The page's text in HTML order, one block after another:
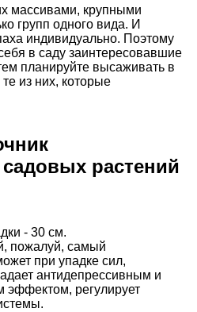
массивами, крупными
групп одного вида. И
индивидуально. Поэтому
в саду заинтересовавшие
планируйте высаживать в
из них, которые
растений
- 30 см.
пожалуй, самый
при упадке сил,
антидепрессивным и
регулирует